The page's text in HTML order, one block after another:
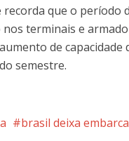
recorda que o período
terminais e
de
semestre.
brasil deixa